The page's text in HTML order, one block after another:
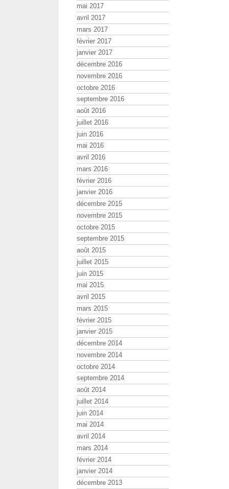
mai 2017
avril 2017
mars 2017
février 2017
janvier 2017
décembre 2016
novembre 2016
octobre 2016
septembre 2016
août 2016
juillet 2016
juin 2016
mai 2016
avril 2016
mars 2016
février 2016
janvier 2016
décembre 2015
novembre 2015
octobre 2015
septembre 2015
août 2015
juillet 2015
juin 2015
mai 2015
avril 2015
mars 2015
février 2015
janvier 2015
décembre 2014
novembre 2014
octobre 2014
septembre 2014
août 2014
juillet 2014
juin 2014
mai 2014
avril 2014
mars 2014
février 2014
janvier 2014
décembre 2013